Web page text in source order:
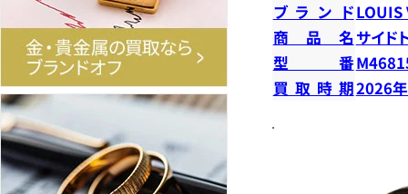
ブランドLOUIS
商品名 サイド
型番
買取時期2026